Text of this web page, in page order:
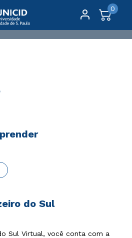
0
do Sul
Sul Virtual, você conta com a